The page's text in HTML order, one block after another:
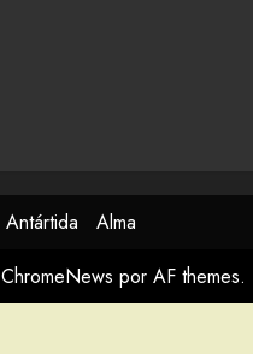
Antártida
Alma
ChromeNews por AF themes.